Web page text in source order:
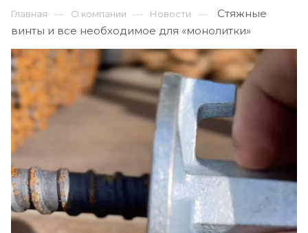
Главная — О компании — Новости —
Стяжные
винты и все необходимое для «монолитки»